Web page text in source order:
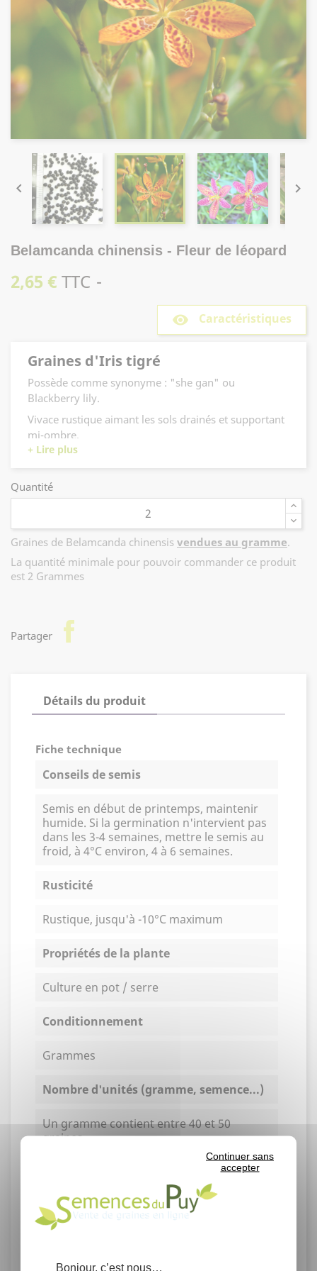
Bonjour, c’est nous…
Continuer sans
accepter
 
Belamcanda chinensis - Fleur de léopard
2,65 €TTC
remove_red_eye Caractéristiques
Graines d'Iris tigré
Possède comme synonyme : "she gan" ou
Blackberry lily.
Vivace rustique aimant les sols drainés et supportant
mi-ombre.
En été, fleurs mouchetées jaunes à rose orange.
Quantité
Graines de Belamcanda chinensis vendues au gramme.
La quantité minimale pour pouvoir commander ce produit
est 2 Grammes
Partager facebook
Détails du produit
Fiche technique
Conseils de semis
Semis en début de printemps, maintenir
humide. Si la germination n'intervient pas
dans les 3-4 semaines, mettre le semis au
froid, à 4°C environ, 4 à 6 semaines.
Rusticité
Rustique, jusqu'à -10°C maximum
Propriétés de la plante
Culture en pot / serre
Conditionnement
Grammes
Nombre d'unités (gramme, semence...)
Un gramme contient entre 40 et 50
graines.
Germination moyenne : 55% en
laboratoire.